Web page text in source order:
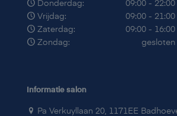
Donderdag:
09:00 - 22:00
Vrijdag:
09:00 - 21:00
Zaterdag:
09:00 - 16:00
Zondag:
gesloten
Informatie salon
Pa Verkuyllaan 20, 1171EE